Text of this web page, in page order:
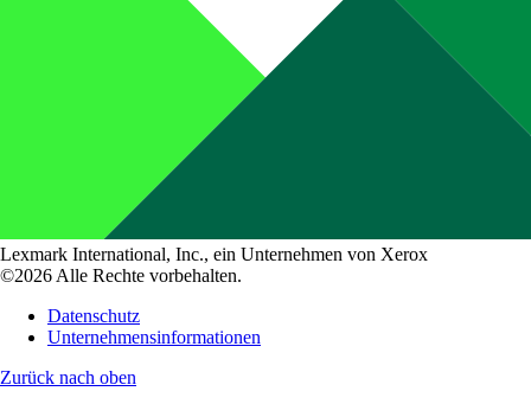
Lexmark International, Inc., ein Unternehmen von Xerox
©2026 Alle Rechte vorbehalten.
Datenschutz
Unternehmensinformationen
Zurück nach oben